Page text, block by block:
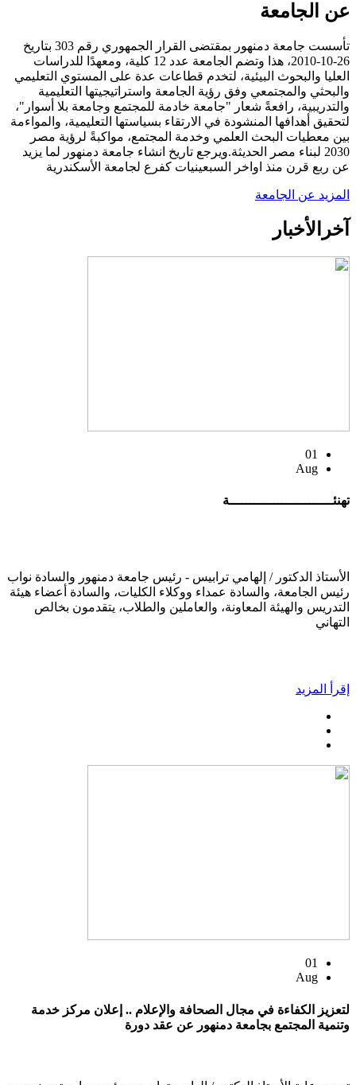
عن الجامعة
تأسست جامعة دمنهور بمقتضى القرار الجمهوري رقم 303 بتاريخ
26-10-2010، هذا وتضم الجامعة عدد 12 كلية، ومعهدًا للدراسات
العليا والبحوث البيئية، لتخدم قطاعات عدة على المستوي التعليمي
والبحثي والمجتمعي وفق رؤية الجامعة واستراتيجيتها التعليمية
والتدريبية، رافعةً شعار "جامعة خادمة للمجتمع وجامعة بلا أسوار"،
لتحقيق أهدافها المنشودة في الارتقاء بسياستها التعليمية، والمواءمة
بين معطيات البحث العلمي وخدمة المجتمع، مواكبةً لرؤية مصر
2030 لبناء مصر الحديثة.ويرجع تاريخ انشاء جامعة دمنهور لما يزيد
عن ربع قرن منذ اواخر السبعينيات كفرع لجامعة الأسكندرية
المزيد عن الجامعة
آخر الأخبار
01
Aug
تهنئــــــــــــــــــــــــــة
الأستاذ الدكتور / إلهامي ترابيس - رئيس جامعة دمنهور والسادة نواب
رئيس الجامعة، والسادة عمداء ووكلاء الكليات، والسادة أعضاء هيئة
التدريس والهيئة المعاونة، والعاملين والطلاب، يتقدمون بخالص
التهاني
إقرأ المزيد
01
Aug
لتعزيز الكفاءة في مجال الصحافة والإعلام .. إعلان مركز خدمة
وتنمية المجتمع بجامعة دمنهور عن عقد دورة